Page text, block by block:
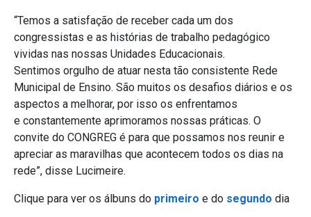
“Temos a satisfação de receber cada um dos
congressistas e as histórias de trabalho pedagógico
vividas nas nossas Unidades Educacionais.
Sentimos orgulho de atuar nesta tão consistente Rede
Municipal de Ensino. São muitos os desafios diários e os
aspectos a melhorar, por isso os enfrentamos
e constantemente aprimoramos nossas práticas. O
convite do CONGREG é para que possamos nos reunir e
apreciar as maravilhas que acontecem todos os dias na
rede”, disse Lucimeire.
Clique para ver os álbuns do primeiro e do segundo dia